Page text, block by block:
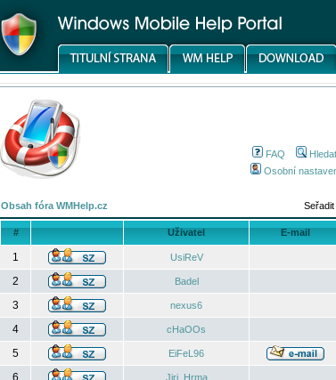
FAQ Hledat
Osobní
Obsah fóra WMHelp.cz Seřadit
# Uživatel E-mail
1 UsiReV
2
Badel
3
nexus6
4
cHaOOs
5
EiFeL96
6
Jiri_Hrma